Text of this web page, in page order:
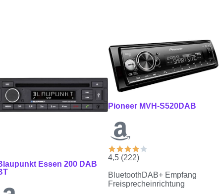
Essen 200 DAB
Pioneer MVH-S520DAB
4,5 (222)
BluetoothDAB+ Empfang
Freisprecheinrichtung